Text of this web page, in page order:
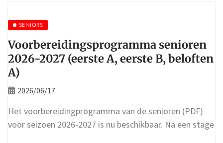
SENIORS
Voorbereidingsprogramma senioren
2026-2027 (eerste A, eerste B, beloften
A)
2026/06/17
Het voorbereidingprogramma van de senioren (PDF)
voor seizoen 2026-2027 is nu beschikbaar. Na een stage